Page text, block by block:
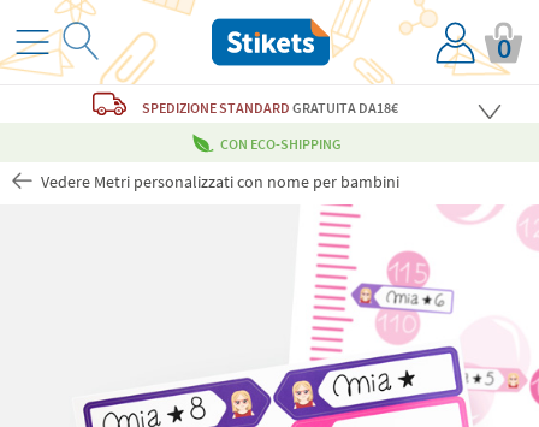
0
SPEDIZIONE STANDARD GRATUITADA18€
CON ECO-SHIPPING
Vedere Metri personalizzati con nome per bambini